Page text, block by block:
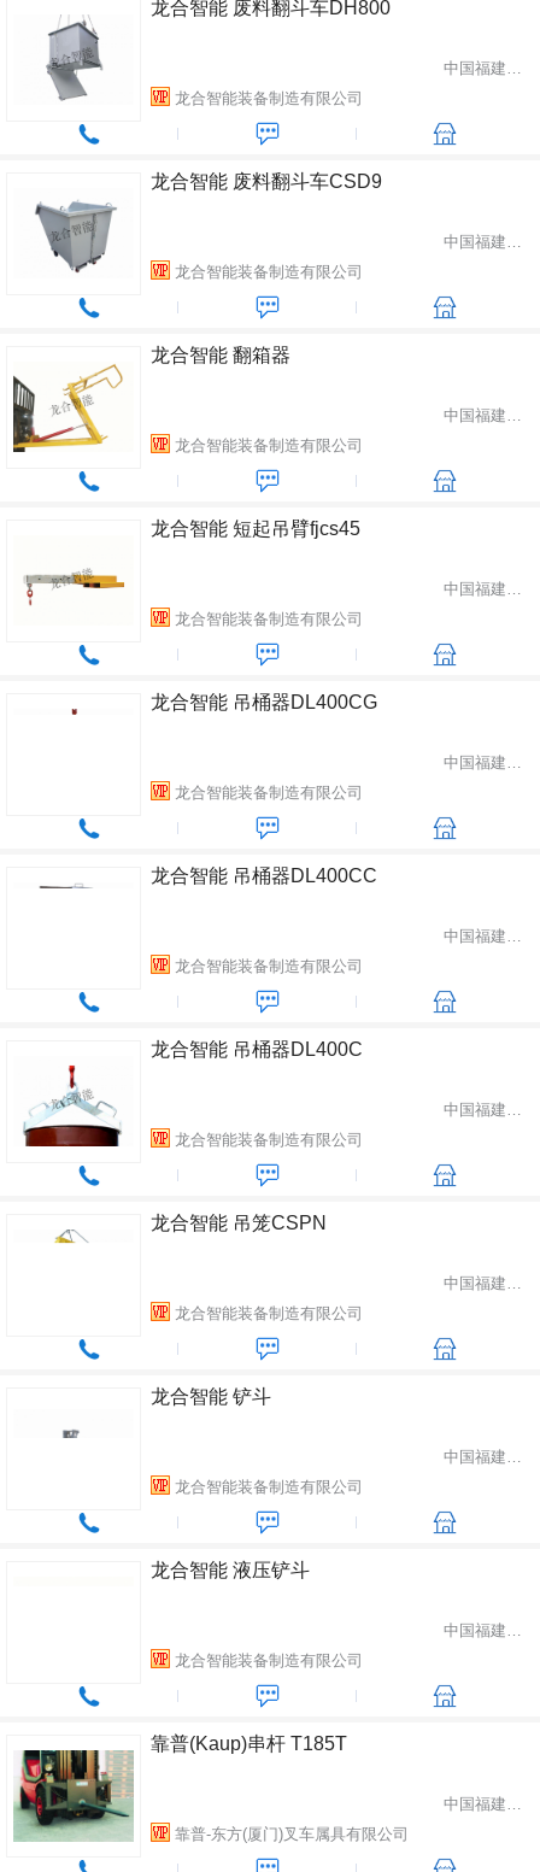
龙合智能 废料翻斗车DH800
中国福建省龙岩市
龙合智能装备制造有限公司
龙合智能 废料翻斗车CSD9
中国福建省龙岩市
龙合智能装备制造有限公司
龙合智能 翻箱器
中国福建省龙岩市
龙合智能装备制造有限公司
龙合智能 短起吊臂fjcs45
中国福建省龙岩市
龙合智能装备制造有限公司
龙合智能 吊桶器DL400CG
中国福建省龙岩市
龙合智能装备制造有限公司
龙合智能 吊桶器DL400CC
中国福建省龙岩市
龙合智能装备制造有限公司
龙合智能 吊桶器DL400C
中国福建省龙岩市
龙合智能装备制造有限公司
龙合智能 吊笼CSPN
中国福建省龙岩市
龙合智能装备制造有限公司
龙合智能 铲斗
中国福建省龙岩市
龙合智能装备制造有限公司
龙合智能 液压铲斗
中国福建省龙岩市
龙合智能装备制造有限公司
靠普(Kaup)串杆 T185T
中国福建省厦门市
靠普-东方(厦门)叉车属具有限公司